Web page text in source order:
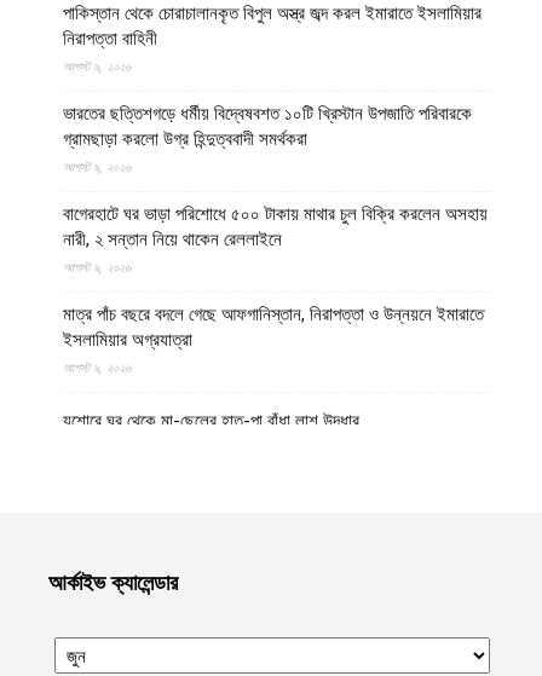
পাকিস্তান থেকে চোরাচালানকৃত বিপুল অস্ত্র জব্দ করল ইমারাতে ইসলামিয়ার
নিরাপত্তা বাহিনী
আগস্ট ৯, ২০২৬
ভারতের ছত্তিশগড়ে ধর্মীয় বিদ্বেষবশত ১০টি খ্রিস্টান উপজাতি পরিবারকে
গ্রামছাড়া করলো উগ্র হিন্দুত্ববাদী সমর্থকরা
আগস্ট ৯, ২০২৬
বাগেরহাটে ঘর ভাড়া পরিশোধে ৫০০ টাকায় মাথার চুল বিক্রি করলেন অসহায়
নারী, ২ সন্তান নিয়ে থাকেন রেললাইনে
আগস্ট ৯, ২০২৬
মাত্র পাঁচ বছরে বদলে গেছে আফগানিস্তান, নিরাপত্তা ও উন্নয়নে ইমারাতে
ইসলামিয়ার অগ্রযাত্রা
আগস্ট ৯, ২০২৬
যশোরে ঘর থেকে মা-ছেলের হাত-পা বাঁধা লাশ উদ্ধার
গাজায় বর্বর ইসরায়েলি হামলায় ধ্বংসপ্রাপ্ত ভবন থেকে ১৯ লাশ উদ্ধার,
আগস্ট ৯, ২০২৬
আর্কাইভ ক্যালেন্ডার